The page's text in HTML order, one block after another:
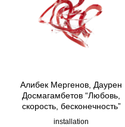
Алибек Мергенов, Даурен
Досмагамбетов “Любовь,
скорость, бесконечность”
installation